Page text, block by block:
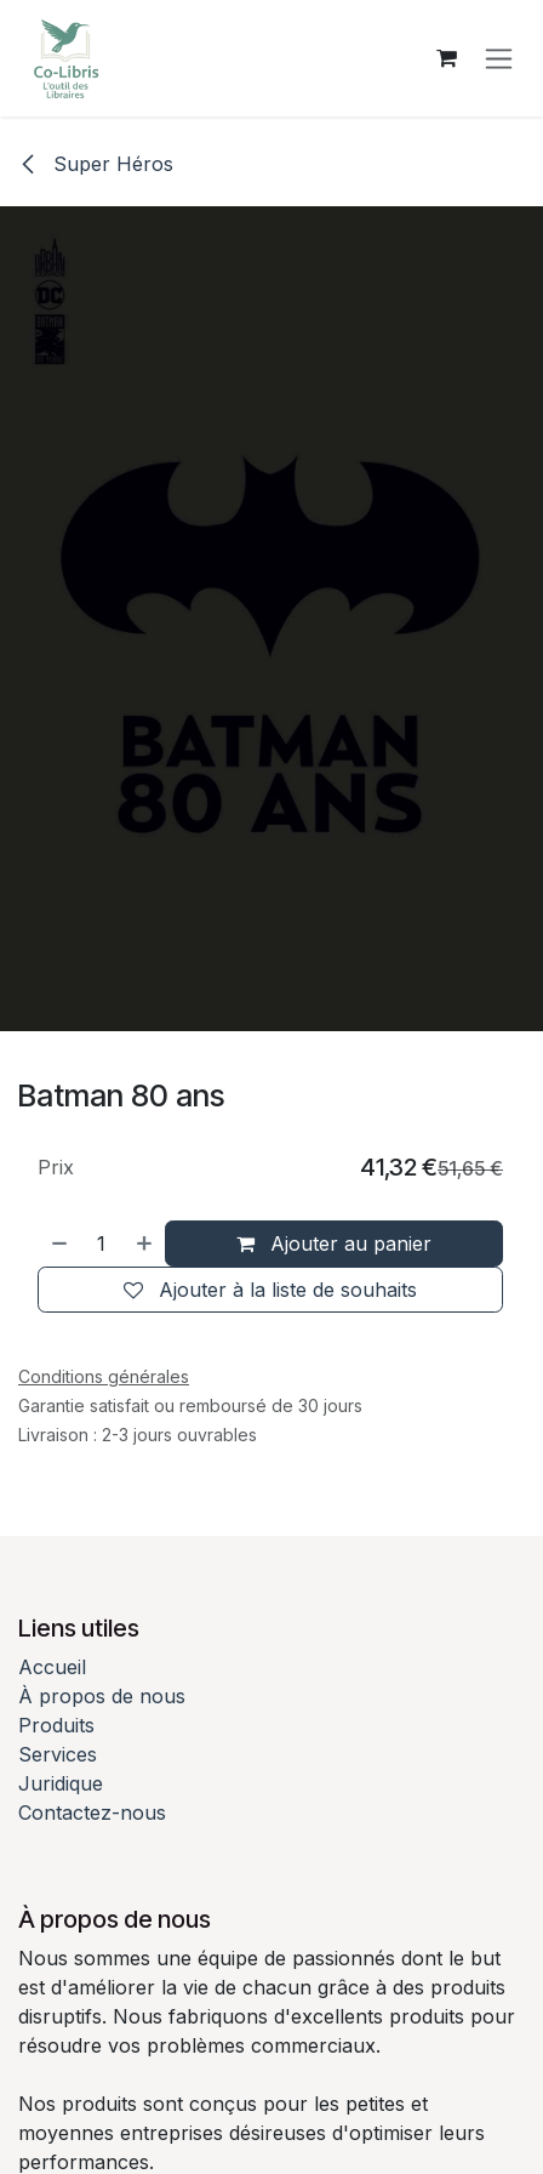
Se rendre au contenu
Super Héros
Batman 80 ans
Ajouter au panier
Ajouter à la liste de souhaits
Prix 41,32€51,65€
Conditions générales
Garantie satisfait ou remboursé de 30 jours
Livraison : 2-3 jours ouvrables
Liens utiles
Accueil
À propos de nous
Produits
Services
Juridique
Contactez-nous
À propos de nous
Nous sommes une équipe de passionnés dont le but
est d'améliorer la vie de chacun grâce à des produits
disruptifs. Nous fabriquons d'excellents produits pour
résoudre vos problèmes commerciaux.
Nos produits sont conçus pour les petites et
moyennes entreprises désireuses d'optimiser leurs
performances.